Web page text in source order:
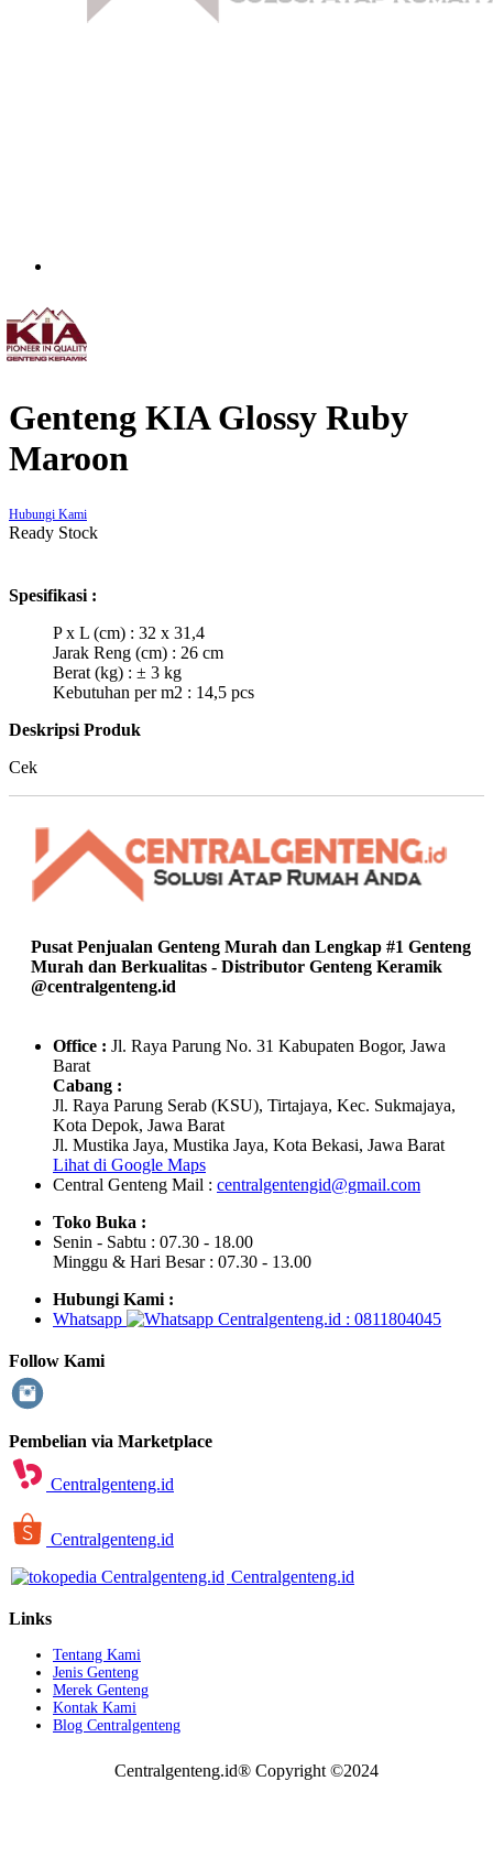
Genteng KIA Glossy Ruby
Maroon
Hubungi Kami
Ready Stock
Spesifikasi :
P x L (cm) : 32 x 31,4
Jarak Reng (cm) : 26 cm
Berat (kg) : ± 3 kg
Kebutuhan per m2 : 14,5 pcs
Deskripsi Produk
Cek
Pusat Penjualan Genteng Murah dan Lengkap #1 Genteng
Murah dan Berkualitas - Distributor Genteng Keramik
@centralgenteng.id
Office : Jl. Raya Parung No. 31 Kabupaten Bogor, Jawa
Barat
Cabang :
Jl. Raya Parung Serab (KSU), Tirtajaya, Kec. Sukmajaya,
Kota Depok, Jawa Barat
Jl. Mustika Jaya, Mustika Jaya, Kota Bekasi, Jawa Barat
Lihat di Google Maps
Central Genteng Mail : centralgentengid@gmail.com
Toko Buka :
Senin - Sabtu : 07.30 - 18.00
Minggu & Hari Besar : 07.30 - 13.00
Hubungi Kami :
Whatsapp
: 0811804045
Follow Kami
Pembelian via Marketplace
Centralgenteng.id
Centralgenteng.id
Centralgenteng.id
Links
Tentang Kami
Jenis Genteng
Merek Genteng
Kontak Kami
Blog Centralgenteng
Centralgenteng.id® Copyright ©2024